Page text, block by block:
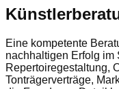
Eine kompetente
nachhaltigen Erfolg im
Repertoiregestaltung,
Tonträgerverträge,